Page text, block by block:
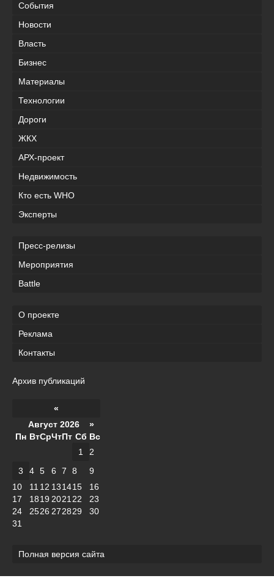
События
Новости
Власть
Бизнес
Материалы
Технологии
Дороги
ЖКХ
АРХ-проект
Недвижимость
Кто есть WHO
Эксперты
Пресс-релизы
Мероприятия
Battle
О проекте
Реклама
Контакты
Архив публикаций
«
Август 2026 »
Пн ВтСрЧтПт Сб Вс
1
2
3
4 5 6 7 8
9
10
11 12 131415
16
17
1819 2021 22
23
24
2526 272829
30
31
Полная версия сайта